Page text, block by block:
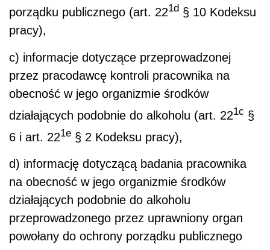
porządku publicznego (art. 221d § 10 Kodeksu
pracy),
c) informacje dotyczące przeprowadzonej
przez pracodawcę kontroli pracownika na
obecność w jego organizmie środków
działających podobnie do alkoholu (art. 221c §
6 i art. 221e § 2 Kodeksu pracy),
d) informację dotyczącą badania pracownika
na obecność w jego organizmie środków
działających podobnie do alkoholu
przeprowadzonego przez uprawniony organ
powołany do ochrony porządku publicznego